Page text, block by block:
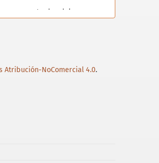
encontrados del
moderado. El Colegio de
1857-1861. University of
Atribución-NoComercial 4.0.